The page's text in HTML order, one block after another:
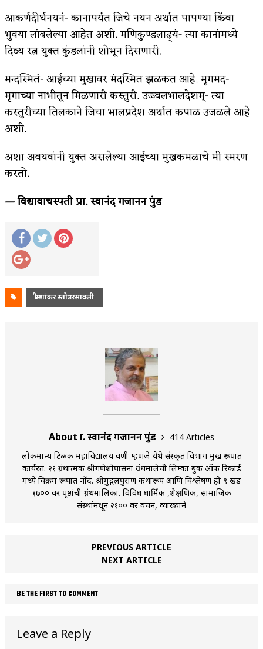
आकर्णदीर्घनयनं- कानापर्यंत जिचे नयन अर्थात पापण्या किंवा
भुवया लांबलेल्या आहेत अशी. मणिकुण्डलाढ़्यं- त्या कानांमध्ये
दिव्य रत्न युक्त कुंडलांनी शोभून दिसणारी.
मन्दस्मितं- आईच्या मुखावर मंदस्मित झळकत आहे. मृगमद-
मृगाच्या नाभीतून मिळणारी कस्तुरी. उज्ज्वलभालदेशम्- त्या
कस्तुरीच्या तिलकाने जिचा भालप्रदेश अर्थात कपाळ उजळले आहे
अशी.
अशा अवयवांनी युक्त असलेल्या आईच्या मुखकमळाचे मी स्मरण
करतो.
— विद्यावाचस्पती प्रा. स्वानंद गजानन पुंड
श्री शांकर स्तोत्ररसावली
About प्रा. स्वानंद गजानन पुंड
414 Articles
लोकमान्य टिळक महाविद्यालय वणी म्हणजे येथे संस्कृत विभाग प्रमुख रूपात
कार्यरत. २१ ग्रंथात्मक श्रीगणेशोपासना ग्रंथमालेची लिम्का बुक ऑफ रिकार्ड
मध्ये विक्रम रूपात नोंद. श्रीमुद्गलपुराण कथारूप आणि विश्लेषण ही ९ खंड
१७०० वर पृष्ठांची ग्रंथमालिका. विविध धार्मिक ,शैक्षणिक, सामाजिक
संस्थांमधून २१०० वर प्रवचन, व्याख्याने
PREVIOUS ARTICLE
NEXT ARTICLE
BE THE FIRST TO COMMENT
Leave a Reply